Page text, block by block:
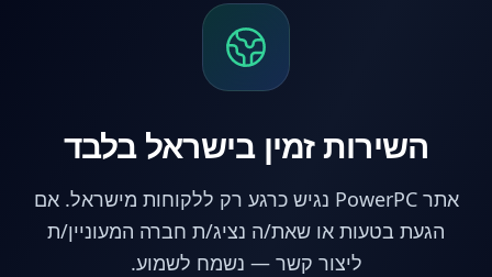
השירות זמין בישראל בלבד
אתר PowerPC נגיש כרגע רק ללקוחות מישראל. אם
הגעת בטעות או שאת/ה נציג/ת חברה המעוניין/ת
ליצור קשר — נשמח לשמוע.